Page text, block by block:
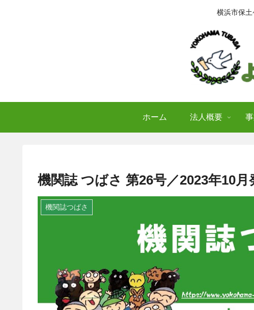
横浜市保
ホーム 法人概要
機関誌 つばさ 第26号／2023年10月
機関誌つばさ